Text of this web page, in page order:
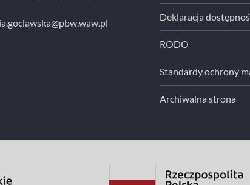
Deklaracja
RODO
Standardy ochrony
Archiwalna strona